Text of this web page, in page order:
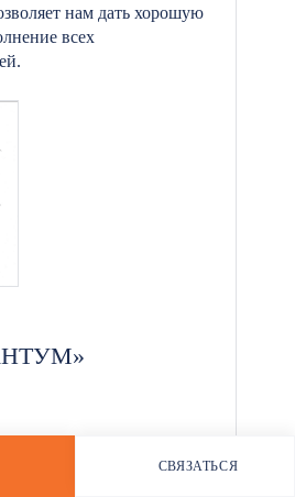
нам дать хорошую
всех
«КВАНТУМ»
СВЯЗАТЬСЯ